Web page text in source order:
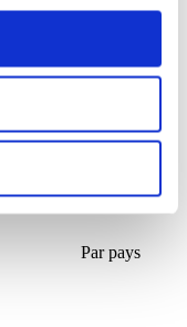
Par pays